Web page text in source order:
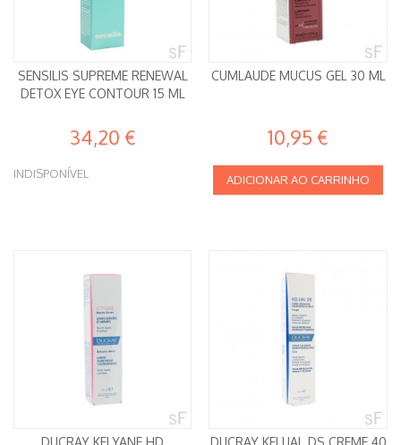
SENSILIS SUPREME RENEWAL
DETOX EYE CONTOUR 15 ML
34,20 €
INDISPONÍVEL
CUMLAUDE MUCUS GEL 30 ML
10,95 €
ADICIONAR AO CARRINHO
DUCRAY KELYANE HD
DUCRAY KELUAL DS CREME 40